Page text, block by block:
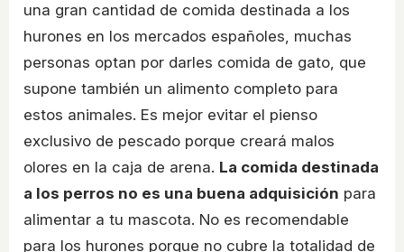
una gran cantidad de comida destinada a los
hurones en los mercados españoles, muchas
personas optan por darles comida de gato, que
supone también un alimento completo para
estos animales. Es mejor evitar el pienso
exclusivo de pescado porque creará malos
olores en la caja de arena. La comida destinada
a los perros no es una buena adquisición para
alimentar a tu mascota. No es recomendable
para los hurones porque no cubre la totalidad de